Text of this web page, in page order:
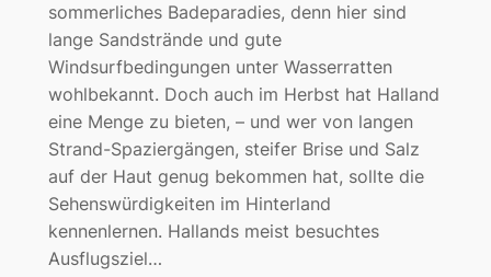
sommerliches Badeparadies, denn hier sind
lange Sandstrände und gute
Windsurfbedingungen unter Wasserratten
wohlbekannt. Doch auch im Herbst hat Halland
eine Menge zu bieten, – und wer von langen
Strand-Spaziergängen, steifer Brise und Salz
auf der Haut genug bekommen hat, sollte die
Sehenswürdigkeiten im Hinterland
kennenlernen. Hallands meist besuchtes
Ausflugsziel…